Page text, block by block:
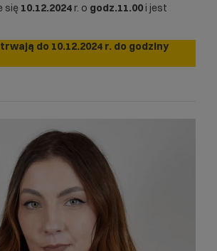
się 10.12.2024 r. o godz.11.00 i jest
do 10.12.2024 r. do godziny